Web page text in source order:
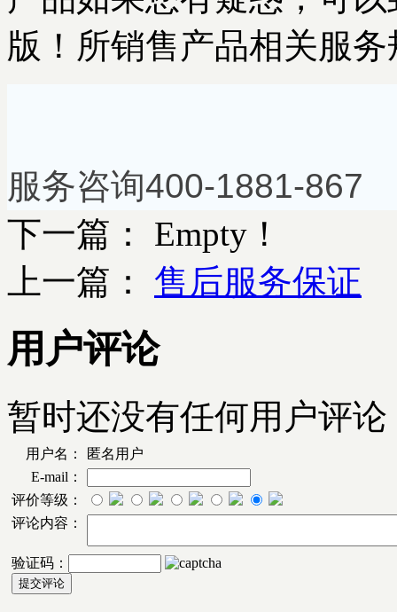
版！所销售产品相关服
服务咨询400-1881-
下一篇： Empty！
上一篇： 售后服务保证
用户评论
暂时还没有任何用户评论
用户名：
匿名用户
E-mail：
评价等级：
评论内容：
验证码：